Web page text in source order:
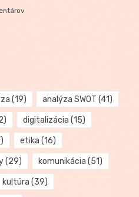
(19) analýza SWOT (41)
digitalizácia (15)
etika (16)
(29) komunikácia (51)
kultúra (39)